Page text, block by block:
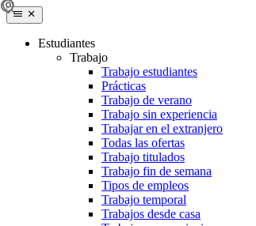
Estudiantes
Trabajo
Trabajo estudiantes
Prácticas
Trabajo de verano
Trabajo sin experiencia
Trabajar en el extranjero
Todas las ofertas
Trabajo titulados
Trabajo fin de semana
Tipos de empleos
Trabajo temporal
Trabajos desde casa